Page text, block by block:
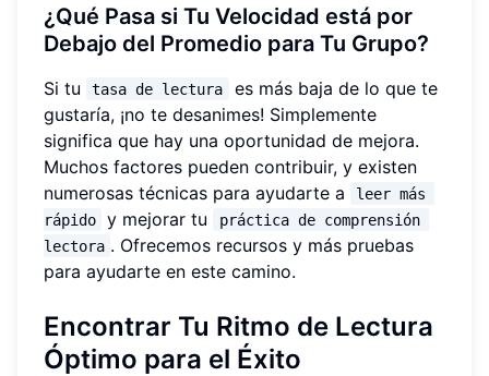
¿Qué Pasa si Tu Velocidad está por
Debajo del Promedio para Tu Grupo?
Si tu tasa de lectura
es más baja de lo que te
gustaría, ¡no te desanimes! Simplemente
significa que hay una oportunidad de mejora.
Muchos factores pueden contribuir, y existen
numerosas técnicas para ayudarte a
leer más
rápido
y mejorar tu
práctica de comprensión
lectora . Ofrecemos recursos y más pruebas
para ayudarte en este camino.
Encontrar Tu Ritmo de Lectura
Óptimo para el Éxito